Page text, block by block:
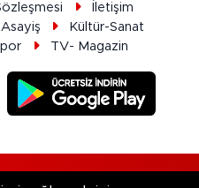
İletişim
Asayiş
Kültür-Sanat
TV- Magazin